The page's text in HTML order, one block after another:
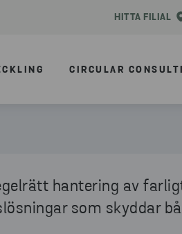
HITTA FILIAL
CIRCULAR
hantering av
som skyddar